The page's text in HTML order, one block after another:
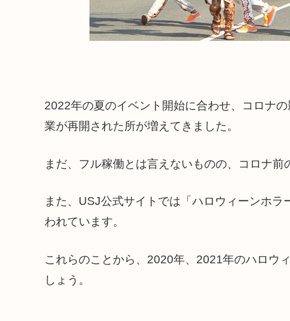
2022年の夏のイベント開始に合わせ、コロナ
業が再開された所が増えてきました。
まだ、フル稼働とは言えないものの、コロナ前
また、USJ公式サイトでは「ハロウィーンホ
われています。
これらのことから、2020年、2021年のハロウ
しょう。